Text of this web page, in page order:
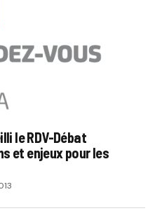
villes de la street
York, Tokyo, Seoul,
sera pas publiée.Les
indiqués avec
le RDV-Débat
et enjeux pour les